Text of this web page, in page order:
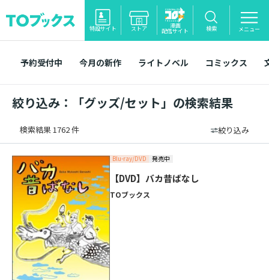
特設サイト ストア 漫画
配信サイト 検索 メニュー
予約受付中 今月の新作 ライトノベル コミックス
絞り込み：「グッズ/セット」の検索結果
検索結果 1762 件 絞り込み
Blu-ray/DVD 発売中
【DVD】バカ昔ばなし
TOブックス